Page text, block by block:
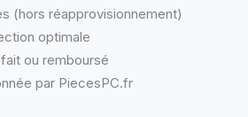
(hors réapprovisionnement)
optimale
ou remboursé
par PiecesPC.fr